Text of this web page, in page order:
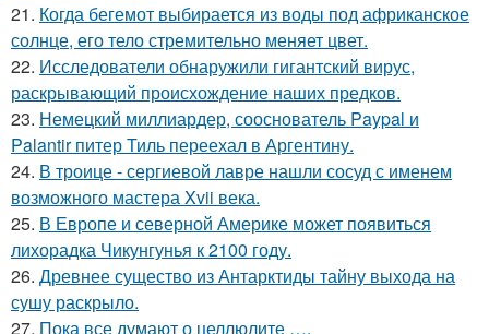
21. Когда бегемот выбирается из воды под африканское
солнце, его тело стремительно меняет цвет.
22. Исследователи обнаружили гигантский вирус,
раскрывающий происхождение наших предков.
23. Немецкий миллиардер, сооснователь Paypal и
Palantir питер Тиль переехал в Аргентину.
24. В троице - сергиевой лавре нашли сосуд с именем
возможного мастера Xvii века.
25. В Европе и северной Америке может появиться
лихорадка Чикунгунья к 2100 году.
26. Древнее существо из Антарктиды тайну выхода на
сушу раскрыло.
27. Пока все думают о целлюлите ….